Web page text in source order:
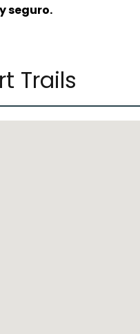
seguro.
Trails